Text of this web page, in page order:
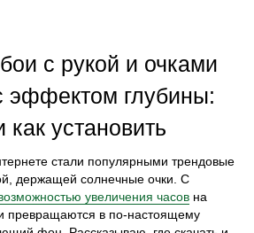
с рукой и очками
эффектом глубины:
как установить
стали популярными трендовые
держащей солнечные очки. С
увеличения часов на
превращаются в по-настоящему